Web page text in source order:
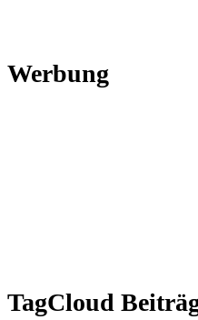
Werbung
TagCloud